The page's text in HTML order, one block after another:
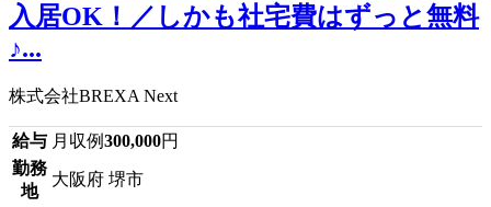
入居OK！／しかも社宅費はずっと無料
♪...
株式会社BREXA Next
給与 月収例300,000円
勤務
地
大阪府 堺市